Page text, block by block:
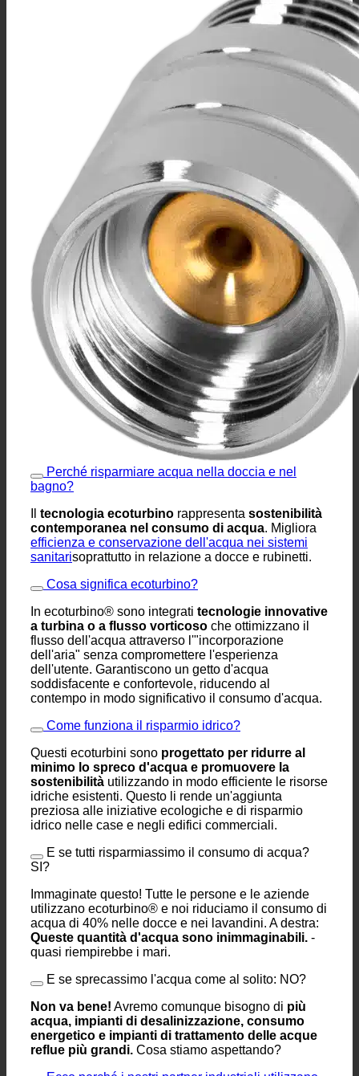
bagno?
Iltecnologia ecoturbinorappresentasostenibilità
contemporanea nel consumo di acqua. Migliora
sanitarisoprattutto in relazione a docce e rubinetti.
Cosa significa ecoturbino?
In ecoturbino® sono integratitecnologie innovative
a turbina o a flusso vorticoso che ottimizzano il
flusso dell'acqua attraverso l'"incorporazione
dell'aria" senza compromettere l'esperienza
dell'utente. Garantiscono un getto d'acqua
contempo in modo significativo il consumo d'acqua.
Come funziona il risparmio idrico?
Questi ecoturbini sonoprogettato per ridurre al
minimo lo spreco d'acqua e promuovere la
sostenibilità utilizzando in modo efficiente le risorse
idriche esistenti. Questo li rende un'aggiunta
idrico nelle case e negli edifici commerciali.
SI?
Immaginate questo! Tutte le persone e le aziende
utilizzano ecoturbino® e noi riduciamo il consumo di
acqua di 40% nelle docce e nei lavandini. A destra:
quasi riempirebbe i mari.
E se sprecassimo l'acqua come al solito: NO?
Non va bene!Avremo comunque bisogno dipiù
acqua, impianti di desalinizzazione, consumo